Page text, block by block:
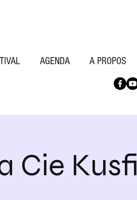
AGENDA A PROPOS
Cie Kusfi